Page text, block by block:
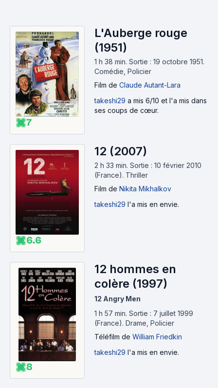
7
L'Auberge rouge
(1951)
1 h 38 min. Sortie : 19 octobre 1951.
Comédie, Policier
Film de Claude Autant-Lara
takeshi29 a mis 6/10 et l'a mis dans
ses coups de cœur.
6.6
12 (2007)
2 h 33 min. Sortie : 10 février 2010
(France). Thriller
Film de Nikita Mikhalkov
takeshi29 l'a mis en envie.
8
12 hommes en
colère (1997)
12 Angry Men
1 h 57 min. Sortie : 7 juillet 1999
(France). Drame, Policier
Téléfilm de William Friedkin
takeshi29 l'a mis en envie.